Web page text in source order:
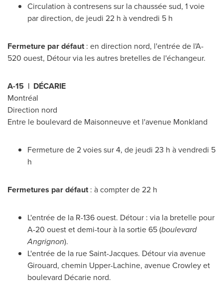
Circulation à contresens sur la chaussée sud, 1 voie
par direction, de jeudi 22 h à vendredi 5 h
Fermeture par défaut: en direction nord, l'entrée de l'A-
520 ouest, Détour via les autres bretelles de l'échangeur.
A-15 | DÉCARIE
Montréal
Direction nord
Entre le boulevard de Maisonneuve et l'avenue Monkland
Fermeture de 2 voies sur 4, de jeudi 23 h à vendredi 5
h
Fermetures par défaut: à compter de 22 h
L'entrée de la R-136 ouest. Détour : via la bretelle pour
A-20 ouest et demi-tour à la sortie 65 (boulevard
Angrignon).
L'entrée de la rueSaint-Jacques. Détour via avenue
Girouard, chemin Upper-Lachine, avenue Crowley et
boulevard Décarie nord.